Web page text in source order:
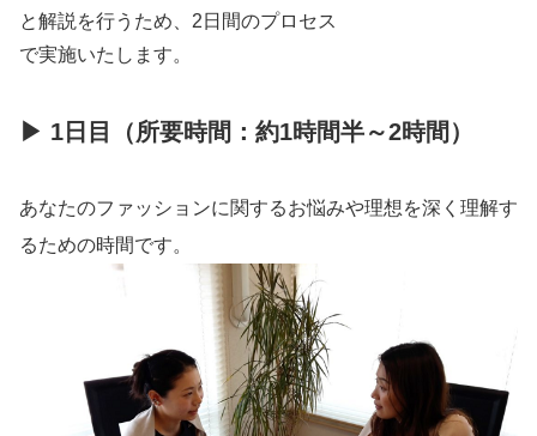
と解説を行うため、2日間のプロセス
で実施いたします。
▶ 1日目（所要時間：約1時間半～2時間）
あなたのファッションに関するお悩みや理想を深く理解す
るための時間です。